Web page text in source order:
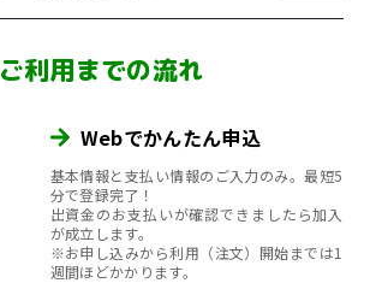
ご利用までの流れ
Webでかんたん申込
基本情報と支払い情報のご入力のみ。最短5
分で登録完了！
出資金のお支払いが確認できましたら加入
が成立します。
※お申し込みから利用（注文）開始までは1
週間ほどかかります。